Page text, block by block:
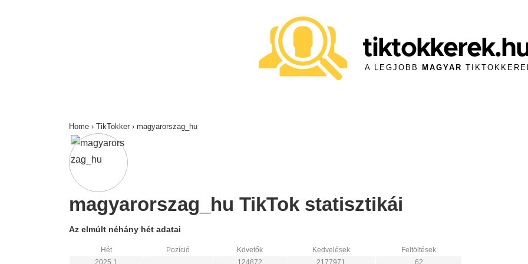
A LEGJOBB MAGYAR
Home › TikTokker › magyarorszag_hu
magyarorszag_hu TikTok statisztikái
Az elmúlt néhány hét adatai
Hét Pozíció Követők Kedvelések
Feltöltések
2025 1
124872 2177971 62